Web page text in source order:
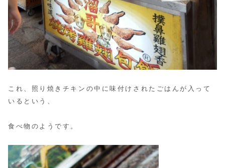
これ、照り焼きチキンの中に味付けされたごはんが入って
いるという、
食べ物のようです。